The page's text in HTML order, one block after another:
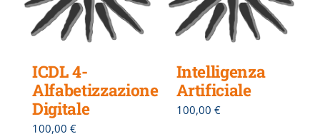
ICDL 4-
Alfabetizzazione
Digitale
100,00 €
Intelligenza
Artificiale
100,00 €